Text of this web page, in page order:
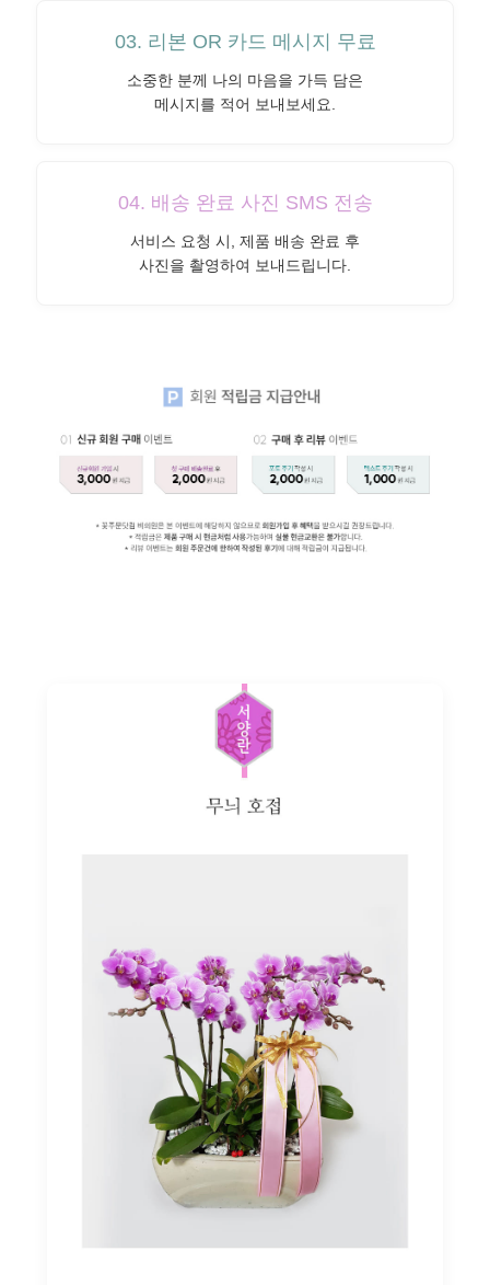
03. 리본 OR 카드 메시지 무료
소중한 분께 나의 마음을 가득 담은
메시지를 적어 보내보세요.
04. 배송 완료 사진 SMS 전송
서비스 요청 시, 제품 배송 완료 후
사진을 촬영하여 보내드립니다.